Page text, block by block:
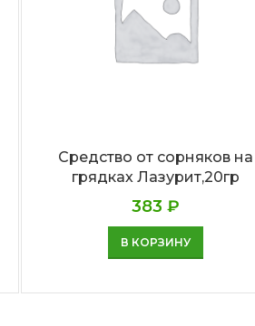
Средство от сорняков на
грядках Лазурит,20гр
383 ₽
В КОРЗИНУ